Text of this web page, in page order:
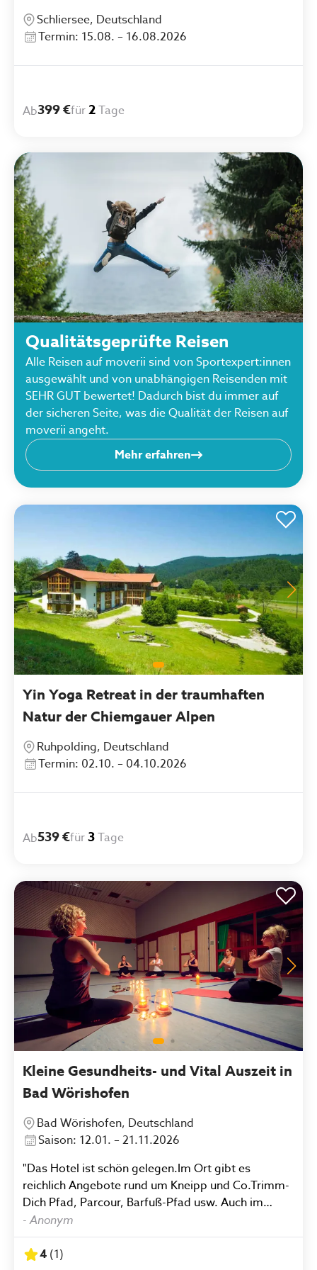
Schliersee, Deutschland
Termin: 15.08. – 16.08.2026
Ab399 €für2Tage
Qualitätsgeprüfte Reisen
Alle Reisen auf moverii sind von Sportexpert:innen
ausgewählt und von unabhängigen Reisenden mit
SEHR GUT bewertet! Dadurch bist du immer auf
der sicheren Seite, was die Qualität der Reisen auf
moverii angeht.
Mehr erfahren
Yin Yoga Retreat in der traumhaften
Natur der Chiemgauer Alpen
Ruhpolding, Deutschland
Termin: 02.10. – 04.10.2026
Ab539 €für3Tage
Kleine Gesundheits- und Vital Auszeit in
Bad Wörishofen
Bad Wörishofen, Deutschland
Saison: 12.01. – 21.11.2026
"Das Hotel ist schön gelegen.Im Ort gibt es
reichlich Angebote rund um Kneipp und Co.Trimm-
Dich Pfad, Parcour, Barfuß-Pfad usw. Auch im
Hotel gibt es ein großes Angebot an Anwendungen
und Sportkursen.Leider konnten wir das
Kursangebot nicht nutzen, da wir Fr-Mo
- Anonym
4 (1)